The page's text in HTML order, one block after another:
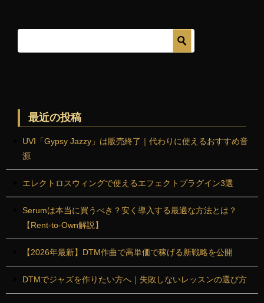
最近の投稿
UVI「Gypsy Jazzy」は販売終了｜代わりに使えるおすすめ音
源
エレクトロスウィングで使えるエフェクトプラグイン3選
Serumは本当に買うべき？安く導入する最適な方法とは？
【Rent-to-Own解説】
【2026年最新】DTM作曲で高単価で稼げる新戦略を公開
DTMでジャズを作りたい方へ｜失敗しないレッスンの選び方